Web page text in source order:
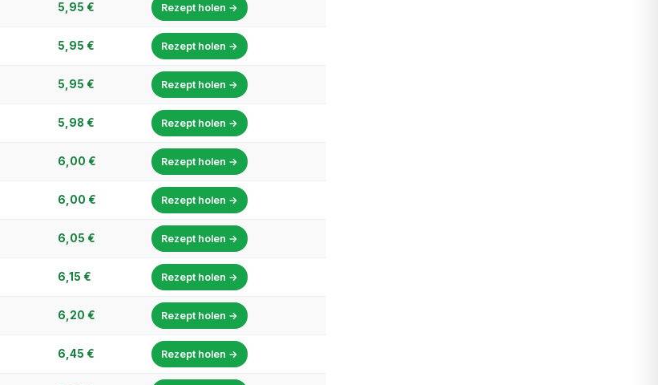
5,95 € Rezept holen →
5,95 € Rezept holen →
5,95 € Rezept holen →
5,98 € Rezept holen →
6,00 € Rezept holen →
6,00 € Rezept holen →
6,05 € Rezept holen →
6,15 € Rezept holen →
6,20 € Rezept holen →
6,45 € Rezept holen →